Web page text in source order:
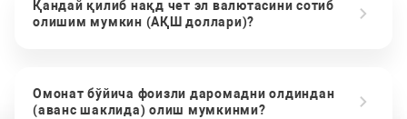
Қандай қилиб нақд чет эл валютасини сотиб
олишим мумкин (АҚШ доллари)?
Омонат бўйича фоизли даромадни олдиндан
(аванс шаклида) олиш мумкинми?